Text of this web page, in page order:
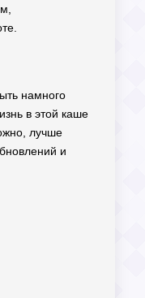
намного
в этой каше
лучше
и